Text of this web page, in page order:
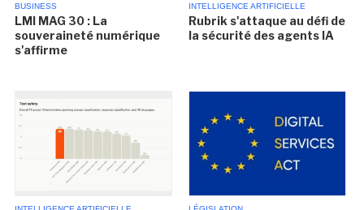
BUSINESS
LMI MAG 30 : La
souveraineté numérique
s'affirme
INTELLIGENCE ARTIFICIELLE
Rubrik s'attaque au défi de
la sécurité des agents IA